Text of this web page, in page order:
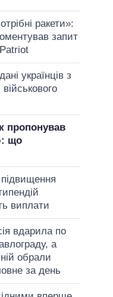
ракети»:
запит
українців з
пропонував
що
виплати
вдарила по
а
обрали
за день